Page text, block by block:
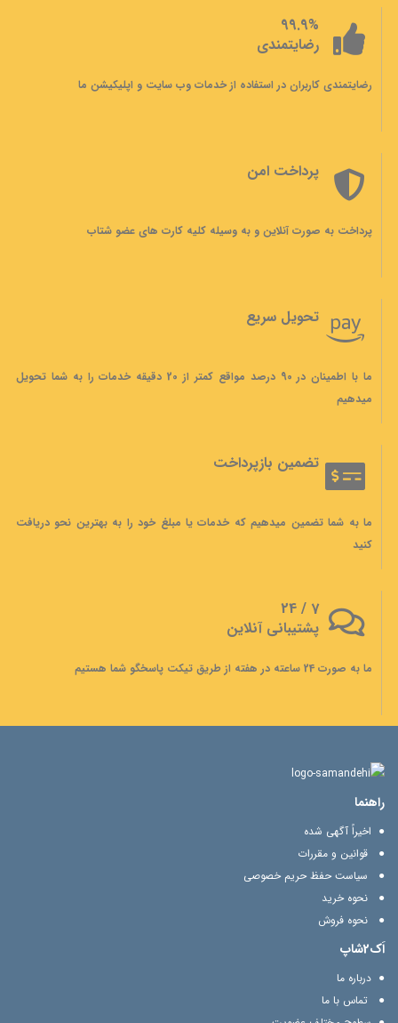
99.9%
رضایتمندی
رضایتمندی کاربران در استفاده از خدمات وب سایت و اپلیکیشن ما
پرداخت امن
پرداخت به صورت آنلاین و به وسیله کلیه کارت های عضو شتاب
تحویل سریع
ما با اطمینان در 90 درصد مواقع کمتر از 20 دقیقه خدمات را به شما تحویل
میدهیم
تضمین بازپرداخت
ما به شما تضمین میدهیم که خدمات یا مبلغ خود را به بهترین نحو دریافت
کنید
7 / 24
پشتیبانی آنلاین
ما به صورت 24 ساعته در هفته از طریق تیکت پاسخگو شما هستیم
راهنما
اخیراً آگهی شده
قوانین و مقررات
سیاست حفظ حریم خصوصی
نحوه خرید
نحوه فروش
اَک2شاپ
درباره ما
تماس با ما